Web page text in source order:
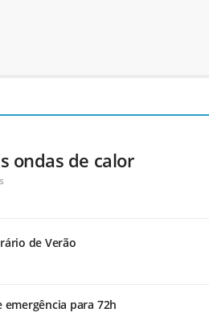
ondas de calor
de Verão
emergência para 72h